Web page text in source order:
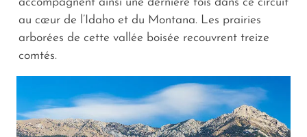
accompagnent ainsi une dernière fois dans ce circuit
au cœur de l’Idaho et du Montana. Les prairies
arborées de cette vallée boisée recouvrent treize
comtés.